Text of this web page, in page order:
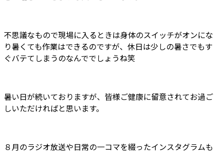
不思議なもので現場に入るときは身体のスイッチがオンにな
り暑くても作業はできるのですが、休日は少しの暑さでもす
ぐバテてしまうのなんででしょうね笑
暑い日が続いておりますが、皆様ご健康に留意されてお過ご
しいただければと思います。
８月のラジオ放送や日常の一コマを綴ったインスタグラムも